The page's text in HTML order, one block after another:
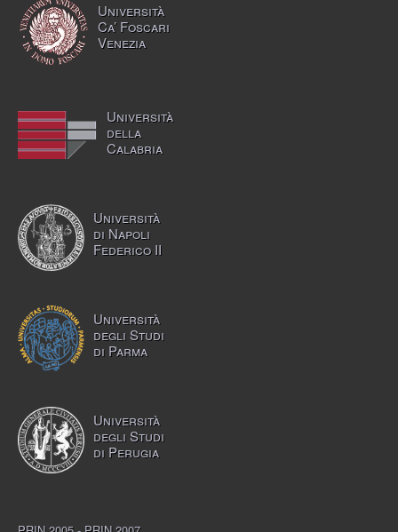
Università
Ca’ Foscari
Venezia
Università
della
Calabria
Università
di Napoli
Federico II
Università
degli Studi
di Parma
Università
degli Studi
di Perugia